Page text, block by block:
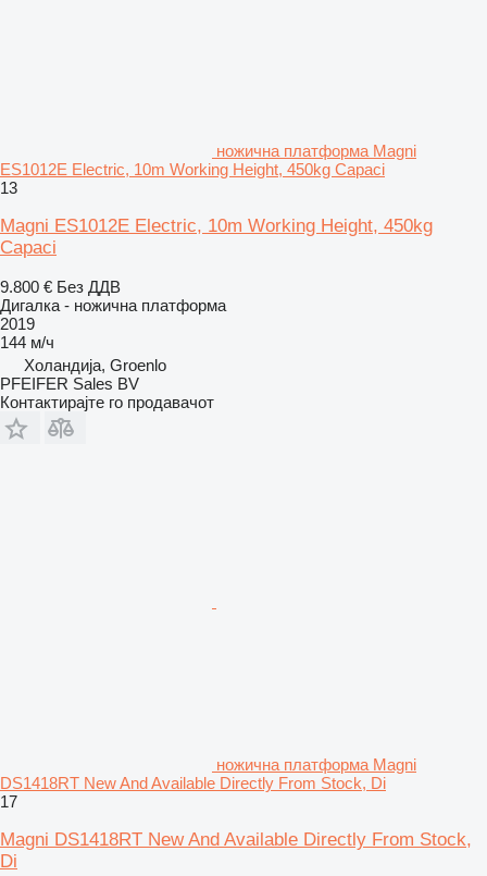
ножична платформа Magni
ES1012E Electric, 10m Working Height, 450kg Capaci
13
Magni ES1012E Electric, 10m Working Height, 450kg
Capaci
9.800 € Без ДДВ
Дигалка - ножична платформа
2019
144 м/ч
Холандија, Groenlo
PFEIFER Sales BV
Контактирајте го продавачот
ножична платформа Magni
DS1418RT New And Available Directly From Stock, Di
17
Magni DS1418RT New And Available Directly From Stock,
Di